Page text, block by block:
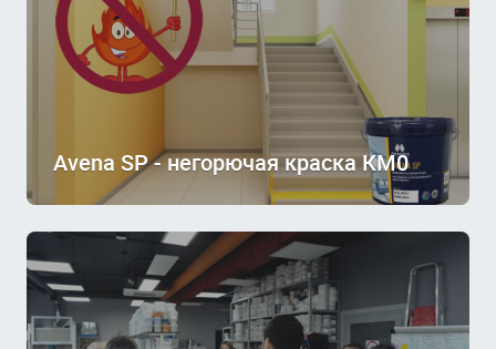
Avena SP - негорючая краска КМ0